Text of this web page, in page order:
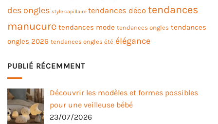
des ongles style capillaire tendances déco tendances
manucure tendances mode tendances ongles tendances
ongles 2026 tendances ongles été élégance
PUBLIÉ RÉCEMMENT
Découvrir les modèles et formes possibles
pour une veilleuse bébé
23/07/2026